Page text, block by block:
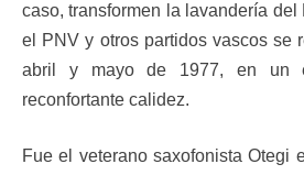
caso, transformen la lavandería
el PNV y otros partidos vascos se
abril y mayo de 1977, en un
reconfortante calidez.
Fue el veterano saxofonista Otegi